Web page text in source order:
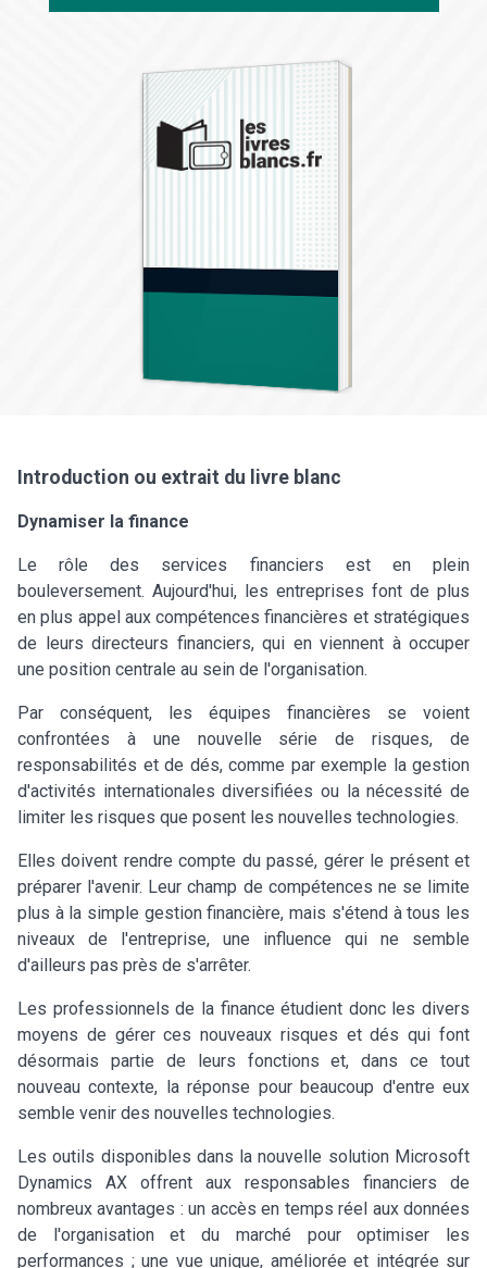
Introduction ou extrait du livre blanc
Dynamiser la finance
Le rôle des services financiers est en plein
bouleversement. Aujourd'hui, les entreprises font de plus
en plus appel aux compétences financières et stratégiques
de leurs directeurs financiers, qui en viennent à occuper
une position centrale au sein de l'organisation.
Par conséquent, les équipes financières se voient
confrontées à une nouvelle série de risques, de
responsabilités et de dés, comme par exemple la gestion
d'activités internationales diversifiées ou la nécessité de
limiter les risques que posent les nouvelles technologies.
Elles doivent rendre compte du passé, gérer le présent et
préparer l'avenir. Leur champ de compétences ne se limite
plus à la simple gestion financière, mais s'étend à tous les
niveaux de l'entreprise, une influence qui ne semble
d'ailleurs pas près de s'arrêter.
Les professionnels de la finance étudient donc les divers
moyens de gérer ces nouveaux risques et dés qui font
désormais partie de leurs fonctions et, dans ce tout
nouveau contexte, la réponse pour beaucoup d'entre eux
semble venir des nouvelles technologies.
Les outils disponibles dans la nouvelle solution Microsoft
Dynamics AX offrent aux responsables financiers de
nombreux avantages : un accès en temps réel aux données
de l'organisation et du marché pour optimiser les
performances ; une vue unique, améliorée et intégrée sur